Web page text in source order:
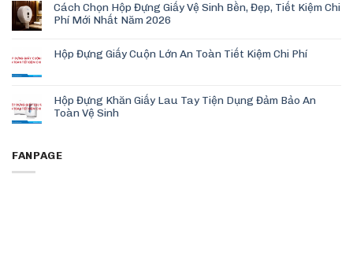
Cách Chọn Hộp Đựng Giấy Vệ Sinh Bền, Đẹp, Tiết Kiệm Chi
Phí Mới Nhất Năm 2026
Hộp Đựng Giấy Cuộn Lớn An Toàn Tiết Kiệm Chi Phí
Hộp Đựng Khăn Giấy Lau Tay Tiện Dụng Đảm Bảo An
Toàn Vệ Sinh
FANPAGE